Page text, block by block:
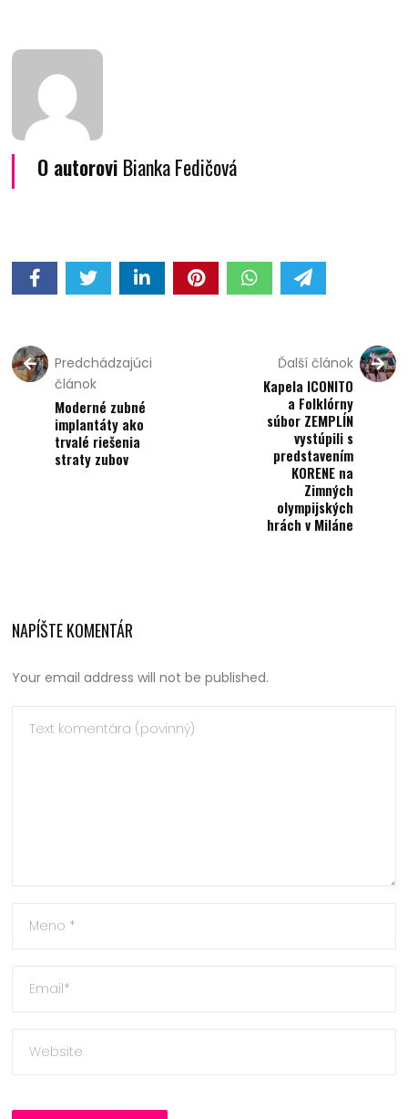
O autorovi Bianka Fedičová
Predchádzajúci
článok
Moderné zubné
implantáty ako
trvalé riešenia
straty zubov
Ďalší článok
Kapela ICONITO
a Folklórny
súbor ZEMPLÍN
vystúpili s
predstavením
KORENE na
Zimných
olympijských
hrách v Miláne
NAPÍŠTE KOMENTÁR
Your email address will not be published.